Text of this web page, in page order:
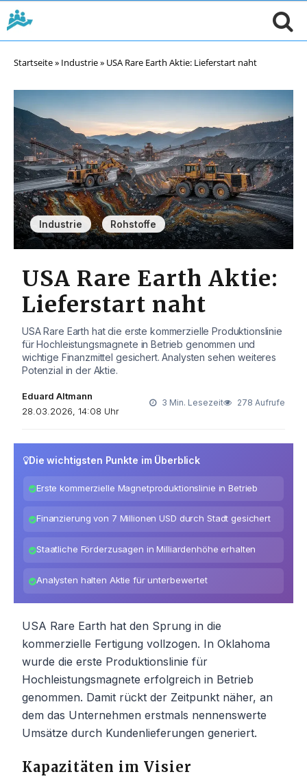
Startseite» Industrie» USA Rare Earth Aktie: Lieferstart naht
Industrie , Rohstoffe
USA Rare Earth Aktie:
Lieferstart naht
USA Rare Earth hat die erste kommerzielle Produktionslinie
für Hochleistungsmagnete in Betrieb genommen und
wichtige Finanzmittel gesichert. Analysten sehen weiteres
Potenzial in der Aktie.
Eduard Altmann
28.03.2026, 14:08 Uhr
3 Min. Lesezeit 278 Aufrufe
Die wichtigsten Punkte im Überblick
Erste kommerzielle Magnetproduktionslinie in Betrieb
Finanzierung von 7 Millionen USD durch Stadt gesichert
Staatliche Förderzusagen in Milliardenhöhe erhalten
Analysten halten Aktie für unterbewertet
USA Rare Earth hat den Sprung in die
kommerzielle Fertigung vollzogen. In Oklahoma
wurde die erste Produktionslinie für
Hochleistungsmagnete erfolgreich in Betrieb
genommen. Damit rückt der Zeitpunkt näher, an
dem das Unternehmen erstmals nennenswerte
Umsätze durch Kundenlieferungen generiert.
Kapazitäten im Visier